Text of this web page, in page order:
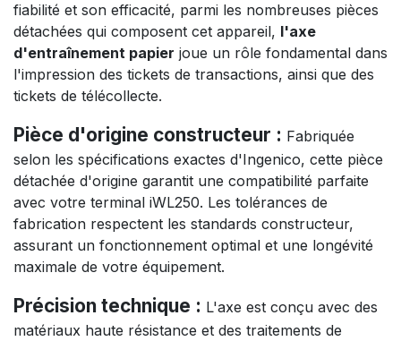
fiabilité et son efficacité, parmi les nombreuses pièces
détachées qui composent cet appareil, l'axe
d'entraînement papier joue un rôle fondamental dans
l'impression des tickets de transactions, ainsi que des
tickets de télécollecte.
Pièce d'origine constructeur : Fabriquée
selon les spécifications exactes d'Ingenico, cette pièce
détachée d'origine garantit une compatibilité parfaite
avec votre terminal iWL250. Les tolérances de
fabrication respectent les standards constructeur,
assurant un fonctionnement optimal et une longévité
maximale de votre équipement.
Précision technique : L'axe est conçu avec des
matériaux haute résistance et des traitements de